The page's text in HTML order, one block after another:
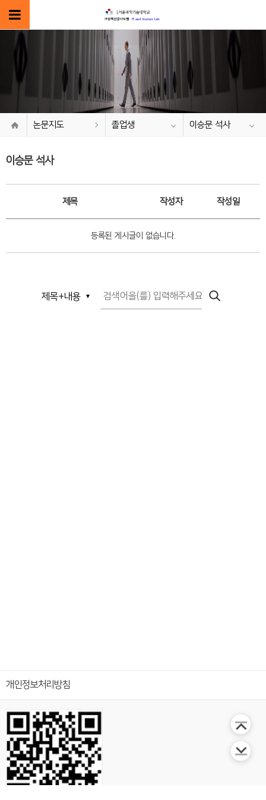
논문지도 졸업생 이승문 석사
이승문 석사
제목 작성자 작성일
등록된 게시글이 없습니다.
개인정보처리방침